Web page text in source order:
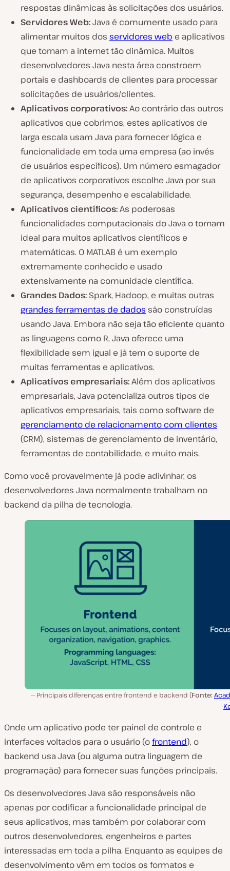
respostas dinâmicas às solicitações dos usuários.
Servidores Web:Java é comumente usado para
alimentar muitos dos servidores web e aplicativos
que tornam a internet tão dinâmica. Muitos
desenvolvedores Java nesta área constroem
portais e dashboards de clientes para processar
solicitações de usuários/clientes.
Aplicativos corporativos:Ao contrário das outros
aplicativos que cobrimos, estes aplicativos de
larga escala usam Java para fornecer lógica e
funcionalidade em toda uma empresa (ao invés
de usuários específicos). Um número esmagador
de aplicativos corporativos escolhe Java por sua
segurança, desempenho e escalabilidade.
Aplicativos científicos:As poderosas
funcionalidades computacionais do Java o tornam
ideal para muitos aplicativos científicos e
matemáticas. O MATLAB é um exemplo
extremamente conhecido e usado
extensivamente na comunidade científica.
Grandes Dados: Spark, Hadoop, e muitas outras
grandes ferramentas de dados são construídas
usando Java. Embora não seja tão eficiente quanto
as linguagens como R, Java oferece uma
flexibilidade sem igual e já tem o suporte de
muitas ferramentas e aplicativos.
Aplicativos empresariais:Além dos aplicativos
empresariais, Java potencializa outros tipos de
aplicativos empresariais, tais como software de
gerenciamento de relacionamento com clientes
(CRM), sistemas de gerenciamento de inventário,
ferramentas de contabilidade, e muito mais.
Como você provavelmente já pode adivinhar, os
desenvolvedores Java normalmente trabalham no
backend da pilha de tecnologia.
Principais diferenças entre frontend e backend (Fonte:
Onde um aplicativo pode ter painel de controle e
interfaces voltados para o usuário (ofrontend), o
backend usa Java (ou alguma outra linguagem de
programação) para fornecer suas funções principais.
Os desenvolvedores Java são responsáveis ​​não
apenas por codificar a funcionalidade principal de
seus aplicativos, mas também por colaborar com
outros desenvolvedores, engenheiros e partes
interessadas em toda a pilha. Enquanto as equipes de
desenvolvimento vêm em todos os formatos e